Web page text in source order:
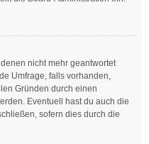
nicht mehr geantwortet
Umfrage, falls vorhanden,
Gründen durch einen
Eventuell hast du auch die
sofern dies durch die